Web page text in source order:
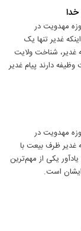
مهدویت در
غدیر تنها یک
شناخت ولایت
دارند پیام غدیر
مهدویت در
غدیر ظرف بیعت با
یکی از مهم‌ترین
است.